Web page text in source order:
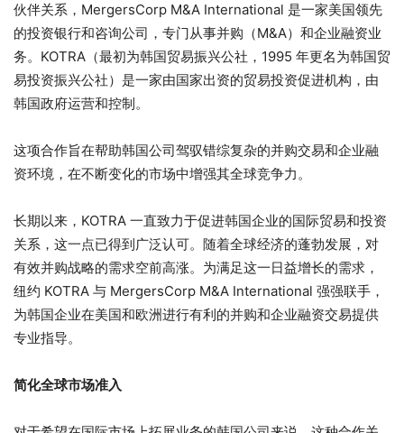
伙伴关系，MergersCorp M&A International 是一家美国领先
的投资银行和咨询公司，专门从事并购（M&A）和企业融资业
务。KOTRA（最初为韩国贸易振兴公社，1995 年更名为韩国贸
易投资振兴公社）是一家由国家出资的贸易投资促进机构，由
韩国政府运营和控制。
这项合作旨在帮助韩国公司驾驭错综复杂的并购交易和企业融
资环境，在不断变化的市场中增强其全球竞争力。
长期以来，KOTRA 一直致力于促进韩国企业的国际贸易和投资
关系，这一点已得到广泛认可。随着全球经济的蓬勃发展，对
有效并购战略的需求空前高涨。为满足这一日益增长的需求，
纽约 KOTRA 与 MergersCorp M&A International 强强联手，
为韩国企业在美国和欧洲进行有利的并购和企业融资交易提供
专业指导。
简化全球市场准入